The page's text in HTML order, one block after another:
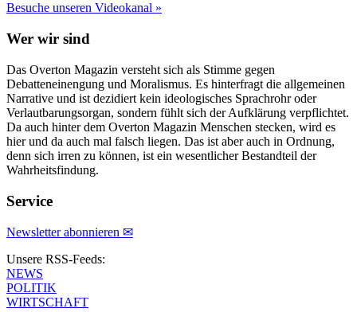
Besuche unseren Videokanal »
Wer wir sind
Das Overton Magazin versteht sich als Stimme gegen
Debatteneinengung und Moralismus. Es hinterfragt die allgemeinen
Narrative und ist dezidiert kein ideologisches Sprachrohr oder
Verlautbarungsorgan, sondern fühlt sich der Aufklärung verpflichtet.
Da auch hinter dem Overton Magazin Menschen stecken, wird es
hier und da auch mal falsch liegen. Das ist aber auch in Ordnung,
denn sich irren zu können, ist ein wesentlicher Bestandteil der
Wahrheitsfindung.
Service
Newsletter abonnieren ✉
Unsere RSS-Feeds:
NEWS
POLITIK
WIRTSCHAFT